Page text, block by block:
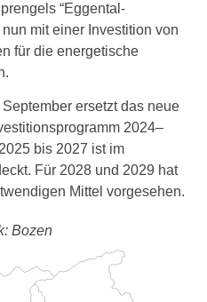
“Eggental-
mit einer Investition von
für die energetische
ersetzt das neue
2024–
bis 2027 ist im
Für 2028 und 2029 hat
Mittel vorgesehen.
Bozen